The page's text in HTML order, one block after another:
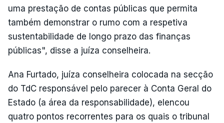
uma prestação de contas públicas que permita
também demonstrar o rumo com a respetiva
sustentabilidade de longo prazo das finanças
públicas", disse a juíza conselheira.
Ana Furtado, juíza conselheira colocada na secção
do TdC responsável pelo parecer à Conta Geral do
Estado (a área da responsabilidade), elencou
quatro pontos recorrentes para os quais o tribunal